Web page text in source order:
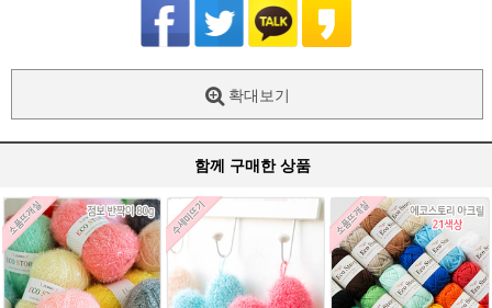
확대보기
함께 구매한 상품